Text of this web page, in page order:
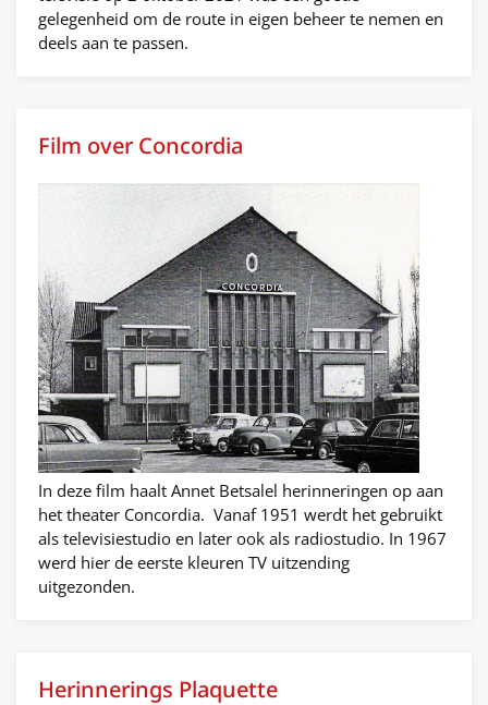
gelegenheid om de route in eigen beheer te nemen en
deels aan te passen.
Film over Concordia
In deze film haalt Annet Betsalel herinneringen op aan
het theater Concordia. Vanaf 1951 werdt het gebruikt
als televisiestudio en later ook als radiostudio. In 1967
werd hier de eerste kleuren TV uitzending
uitgezonden.
Herinnerings Plaquette